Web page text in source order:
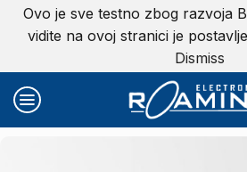
Ovo je sve testno zbog razvoja
vidite na ovoj stranici je
Dismiss